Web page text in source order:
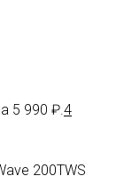
5 990 ₽. 4
200TWS